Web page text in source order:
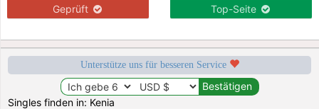
Geprüft Top-Seite
Unterstütze uns für besseren Service
Singles finden in: Kenia